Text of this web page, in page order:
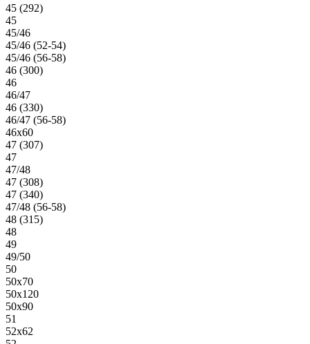
45 (292)
45
45/46
45/46 (52-54)
45/46 (56-58)
46 (300)
46
46/47
46 (330)
46/47 (56-58)
46х60
47 (307)
47
47/48
47 (308)
47 (340)
47/48 (56-58)
48 (315)
48
49
49/50
50
50х70
50х120
50х90
51
52х62